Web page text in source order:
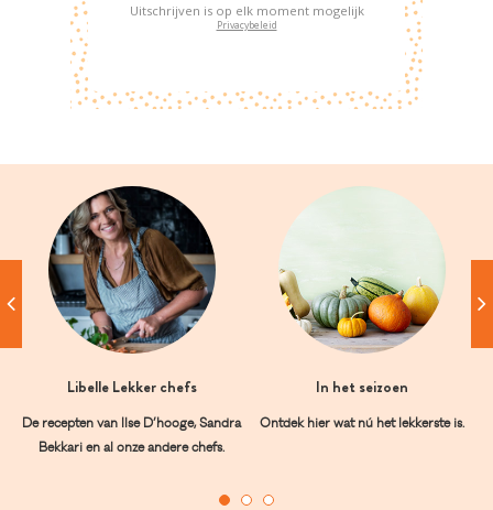
Uitschrijven is op elk moment mogelijk
Privacybeleid
Libelle Lekker chefs
De recepten van Ilse D’hooge, Sandra
Bekkari en al onze andere chefs.
In het seizoen
Ontdek hier wat nú het lekkerste is.